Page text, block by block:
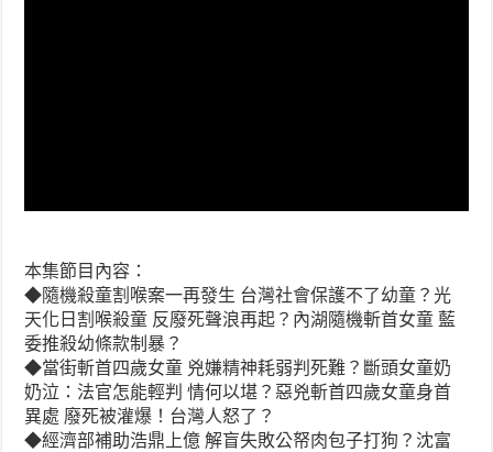
本集節目內容：
◆隨機殺童割喉案一再發生 台灣社會保護不了幼童？光
天化日割喉殺童 反廢死聲浪再起？內湖隨機斬首女童 藍
委推殺幼條款制暴？
◆當街斬首四歲女童 兇嫌精神耗弱判死難？斷頭女童奶
奶泣：法官怎能輕判 情何以堪？惡兇斬首四歲女童身首
異處 廢死被灌爆！台灣人怒了？
◆經濟部補助浩鼎上億 解盲失敗公帑肉包子打狗？沈富